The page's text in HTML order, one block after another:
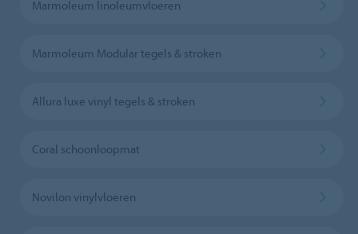
Marmoleum linoleumvloeren
Marmoleum Modular tegels & stroken
Allura luxe vinyl tegels & stroken
Coral schoonloopmat
Novilon vinylvloeren